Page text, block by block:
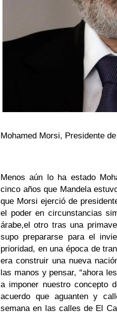
Mohamed Morsi, Presidente
Menos aún lo ha estado
cinco años que Mandela
que Morsi ejerció de
el poder en circunstancias
árabe,el otro tras una
supo prepararse para el
prioridad, en una época de
era construir una nueva
las manos y pensar, “ahora
a imponer nuestro concepto
acuerdo que aguanten y
semana en las calles de El